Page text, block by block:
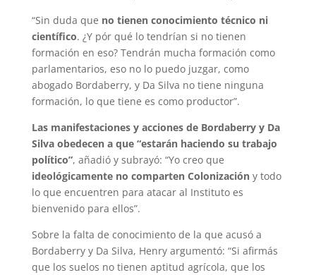
“Sin duda que no tienen conocimiento técnico ni
científico. ¿Y pór qué lo tendrían si no tienen
formación en eso? Tendrán mucha formación como
parlamentarios, eso no lo puedo juzgar, como
abogado Bordaberry, y Da Silva no tiene ninguna
formación, lo que tiene es como productor”.
Las manifestaciones y acciones de Bordaberry y Da
Silva obedecen a que “estarán haciendo su trabajo
político”, añadió y subrayó: “Yo creo que
ideológicamente no comparten Colonizacióny todo
lo que encuentren para atacar al Instituto es
bienvenido para ellos”.
Sobre la falta de conocimiento de la que acusó a
Bordaberry y Da Silva, Henry argumentó: “Si afirmás
que los suelos no tienen aptitud agrícola, que los